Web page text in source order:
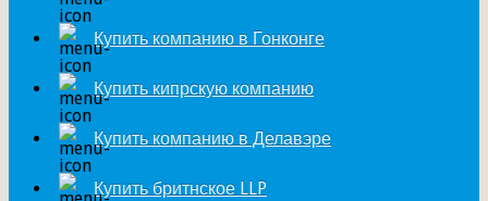
Купить компанию в Гонконге
Купить кипрскую компанию
Купить компанию в Делавэре
Купить бритнское LLP